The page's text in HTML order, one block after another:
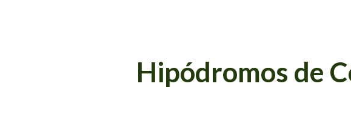
Hipódromos de